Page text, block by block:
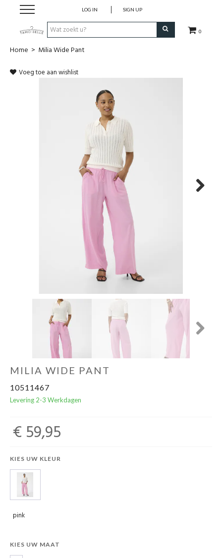
0
LOG IN SIGN UP
New in!
Home > Milia Wide Pant
Voeg toe aan wishlist
MILIA WIDE PANT
10511467
Levering 2-3 Werkdagen
€ 59,95
KIES UW KLEUR
pink
KIES UW MAAT